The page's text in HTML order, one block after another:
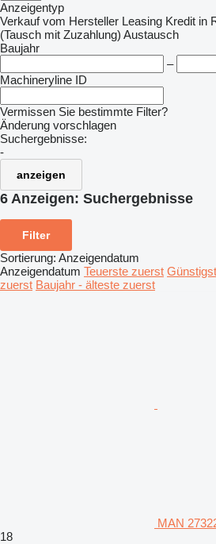
Anzeigentyp
Verkauf vom Hersteller Leasing Kredit in
(Tausch mit Zuzahlung) Austausch
Baujahr
–
Machineryline ID
Vermissen Sie bestimmte Filter?
Änderung vorschlagen
Suchergebnisse:
-
anzeigen
6 Anzeigen: Suchergebnisse
Filter
Sortierung: Anzeigendatum
Anzeigendatum Teuerste zuerst
zuerst Baujahr - älteste zuerst
MAN
18